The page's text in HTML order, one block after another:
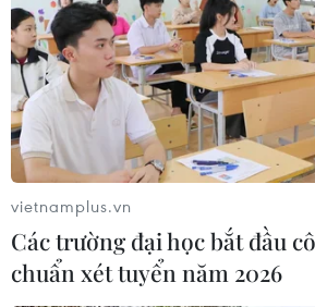
vietnamplus.vn
Các trường đại học bắt đầu
chuẩn xét tuyển năm 2026